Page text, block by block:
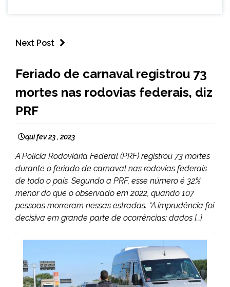
Next Post
NOTÍCIAS
Feriado de carnaval registrou 73
mortes nas rodovias federais, diz
PRF
qui fev 23 , 2023
A Polícia Rodoviária Federal (PRF) registrou 73 mortes
durante o feriado de carnaval nas rodovias federais
de todo o país. Segundo a PRF, esse número é 32%
menor do que o observado em 2022, quando 107
pessoas morreram nessas estradas. “A imprudência foi
decisiva em grande parte de ocorrências: dados […]